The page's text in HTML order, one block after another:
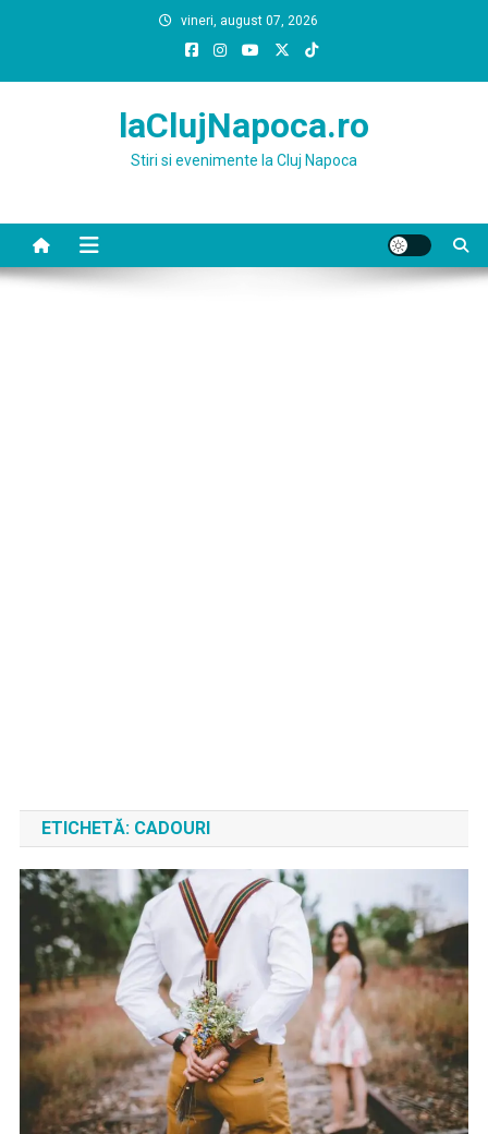
vineri, august 07, 2026
laClujNapoca.ro
Stiri si evenimente la Cluj Napoca
ETICHETĂ: CADOURI